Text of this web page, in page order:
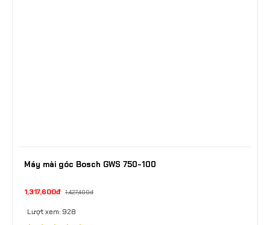
Máy mài góc Bosch GWS 750-100
1,317,600đ 1,427,400đ
Lượt xem: 928